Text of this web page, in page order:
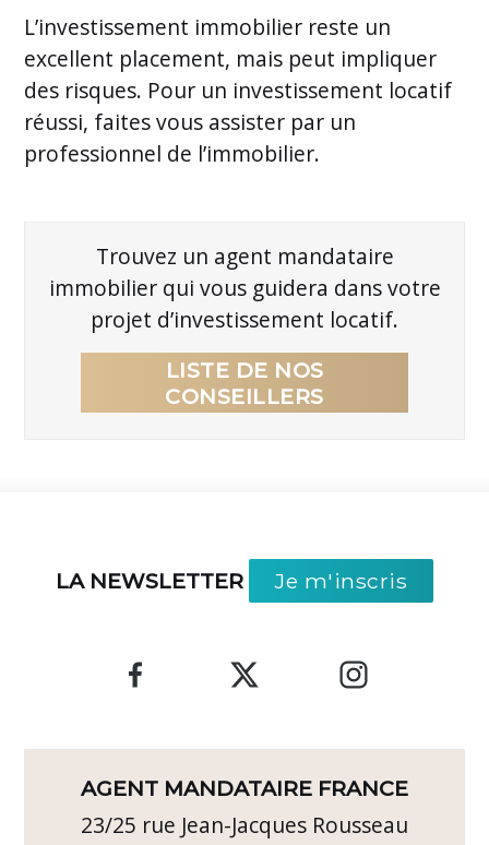
L’investissement immobilier reste un
excellent placement, mais peut impliquer
des risques. Pour un investissement locatif
réussi, faites vous assister par un
professionnel de l’immobilier.
Trouvez un agent mandataire
immobilier qui vous guidera dans votre
projet d’investissement locatif.
LISTE DE NOS
CONSEILLERS
LA NEWSLETTER Je m'inscris
AGENT MANDATAIRE FRANCE
23/25 rue Jean-Jacques Rousseau